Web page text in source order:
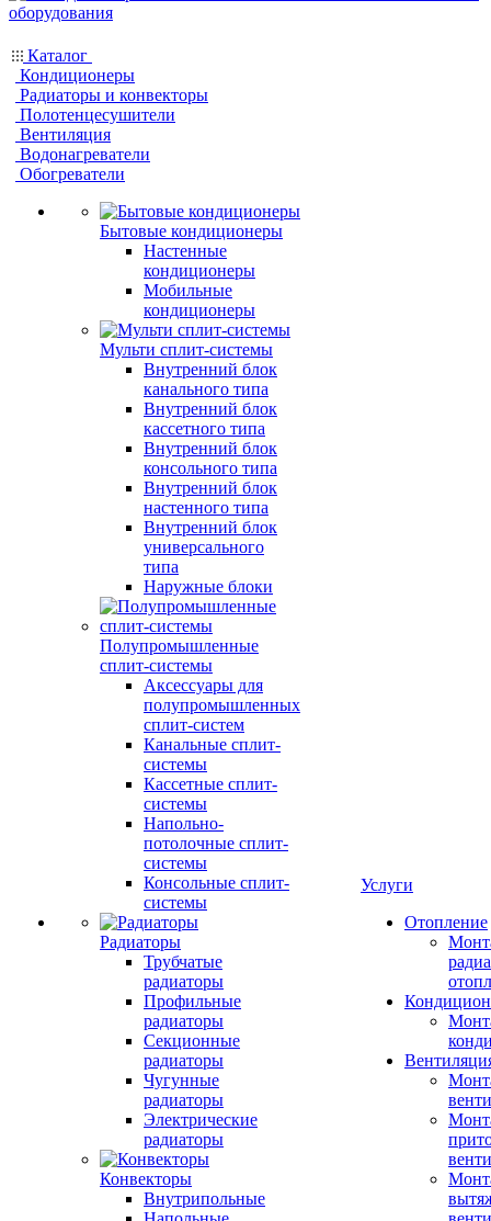
Каталог
Кондиционеры
Радиаторы и конвекторы
Полотенцесушители
Вентиляция
Водонагреватели
Обогреватели
Бытовые кондиционеры
Настенные
кондиционеры
Мобильные
кондиционеры
Мульти сплит-системы
Внутренний блок
канального типа
Внутренний блок
кассетного типа
Внутренний блок
консольного типа
Внутренний блок
настенного типа
Внутренний блок
универсального
типа
Наружные блоки
Полупромышленные
сплит-системы
Аксессуары для
полупромышленных
сплит-систем
Канальные сплит-
системы
Кассетные сплит-
системы
Напольно-
потолочные сплит-
системы
Консольные сплит-
системы
Радиаторы
Трубчатые
радиаторы
Профильные
радиаторы
Секционные
радиаторы
Чугунные
радиаторы
Электрические
радиаторы
Конвекторы
Внутрипольные
Услуги
Отопление